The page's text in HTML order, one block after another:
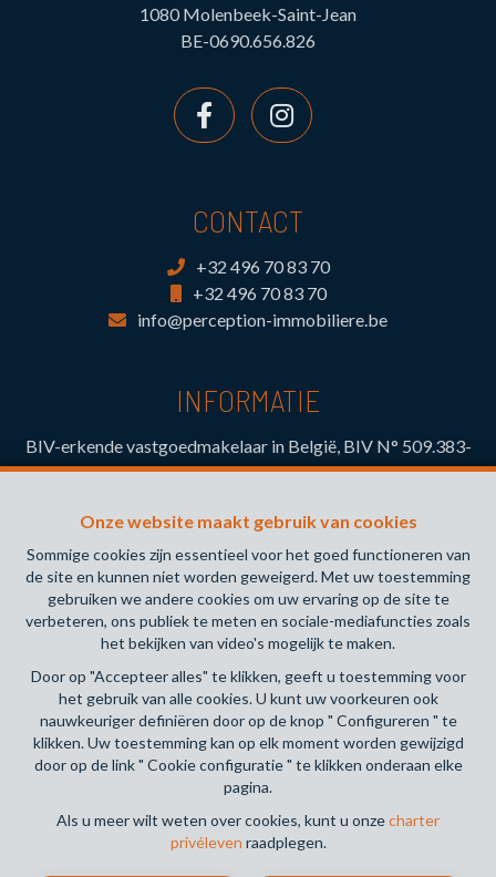
Onze website maakt gebruik van cookies
Sommige cookies zijn essentieel voor het goed functioneren van
de site en kunnen niet worden geweigerd. Met uw toestemming
gebruiken we andere cookies om uw ervaring op de site te
verbeteren, ons publiek te meten en sociale-mediafuncties zoals
het bekijken van video's mogelijk te maken.
Door op "Accepteer alles" te klikken, geeft u toestemming voor
het gebruik van alle cookies. U kunt uw voorkeuren ook
nauwkeuriger definiëren door op de knop " Configureren " te
klikken. Uw toestemming kan op elk moment worden gewijzigd
door op de link " Cookie configuratie " te klikken onderaan elke
pagina.
Als u meer wilt weten over cookies, kunt u onzecharter
privéleven raadplegen.
1080 Molenbeek-Saint-Jean
BE-0690.656.826
CONTACT
+32 496 70 83 70
+32 496 70 83 70
info@perception-immobiliere.be
INFORMATIE
BIV-erkende vastgoedmakelaar in België, BIV N° 509.383-
Toezichthoudende Autoriteit : Beroepinstituut van
(+32 2 505 38 50 - info@biv.be) -www.biv.be-
Deontologische code
BA en borgstelling via NV AXA Belgium, Troonplein 1, 1000
Brussel (polisnr. 730.390.160) Dekking geldt voor
activiteiten die in België worden uitgevoerd
Algemene gebruiksvoorwaarden van de website
Charter privéleven
Cookie configuratie